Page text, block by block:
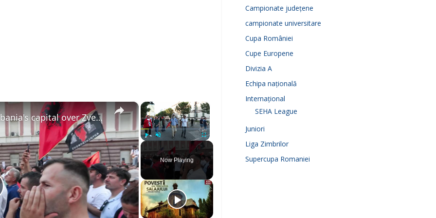
×
Fullscreen
Now Playing
×
Albania: Protests continue in Albania's capital over Zvernec tourism project.
Campionate județene
campionate universitare
Cupa României
Cupe Europene
Divizia A
Echipa națională
Internațional
SEHA League
Juniori
Liga Zimbrilor
Supercupa Romaniei